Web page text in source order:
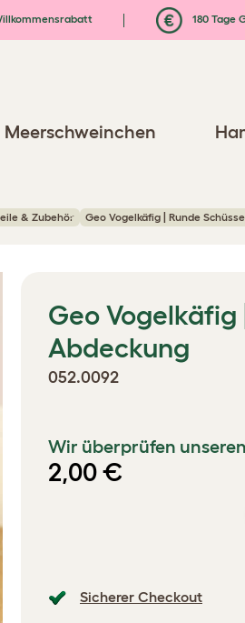
180 Tage
Meerschweinchen
& Zubehör Geo Vogelkäfig | Runde
Geo Vogelkäfig
Abdeckung
052.0092
Wir überprüfen
2,00 €
Sicherer Checkout